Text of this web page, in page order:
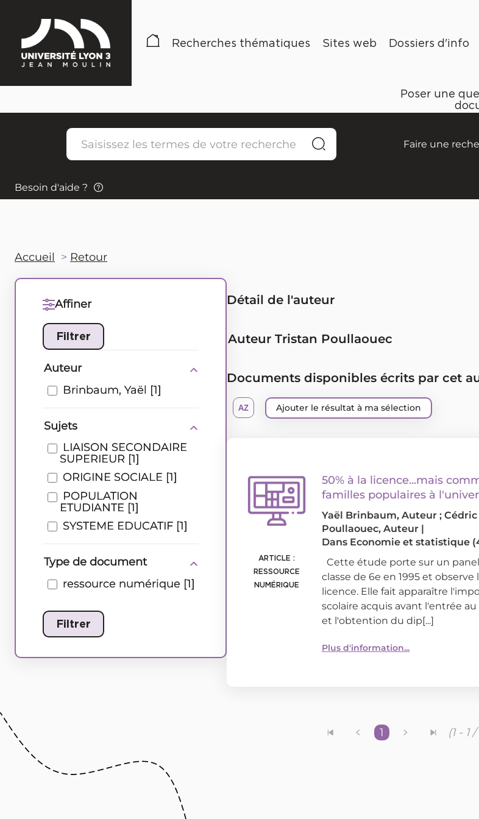
Recherches thématiques Sites web Dossiers d'info
Poser une
Faire une
Besoin d'aide ?
Accueil Retour
Affiner
Auteur
Brinbaum, Yaël [1]
Sujets
Type de document
Détail de l'auteur
Auteur Tristan Poullaouec
Documents disponibles écrits par cet
Ajouter le résultat à ma sélection
ARTICLE :
RESSOURCE
NUMÉRIQUE
50% à la licence...mais
familles populaires à
Yaël Brinbaum, Auteur ;
Poullaouec, Auteur |
Dans Economie et statistique
Cette étude porte sur un
classe de 6e en 1995 et
licence. Elle fait apparaître
scolaire acquis avant l'entrée
et l'obtention du dip[...]
Plus d'information...
1 (1 - 1 /